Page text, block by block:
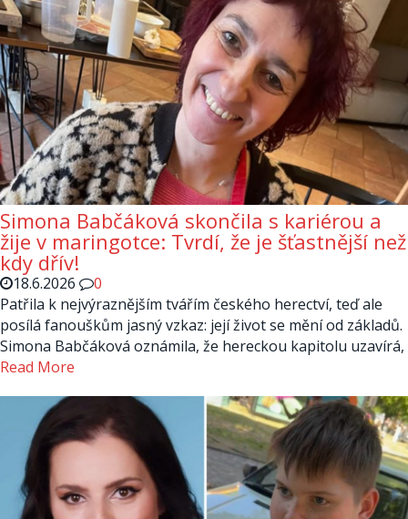
Simona Babčáková skončila s kariérou a
žije v maringotce: Tvrdí, že je šťastnější než
kdy dřív!
18.6.2026
0
Patřila k nejvýraznějším tvářím českého herectví, teď ale
posílá fanouškům jasný vzkaz: její život se mění od základů.
Simona Babčáková oznámila, že hereckou kapitolu uzavírá,
Read More